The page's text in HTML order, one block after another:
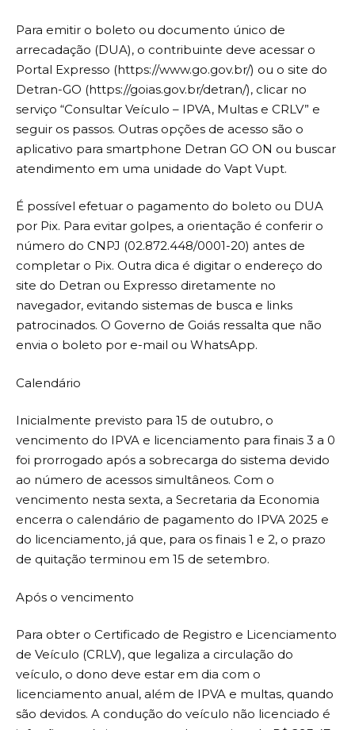
Para emitir o boleto ou documento único de
arrecadação (DUA), o contribuinte deve acessar o
Portal Expresso (https://www.go.gov.br/) ou o site do
Detran-GO (https://goias.gov.br/detran/), clicar no
serviço “Consultar Veículo – IPVA, Multas e CRLV” e
seguir os passos. Outras opções de acesso são o
aplicativo para smartphone Detran GO ON ou buscar
atendimento em uma unidade do Vapt Vupt.
É possível efetuar o pagamento do boleto ou DUA
por Pix. Para evitar golpes, a orientação é conferir o
número do CNPJ (02.872.448/0001-20) antes de
completar o Pix. Outra dica é digitar o endereço do
site do Detran ou Expresso diretamente no
navegador, evitando sistemas de busca e links
patrocinados. O Governo de Goiás ressalta que não
envia o boleto por e-mail ou WhatsApp.
Calendário
Inicialmente previsto para 15 de outubro, o
vencimento do IPVA e licenciamento para finais 3 a 0
foi prorrogado após a sobrecarga do sistema devido
ao número de acessos simultâneos. Com o
vencimento nesta sexta, a Secretaria da Economia
encerra o calendário de pagamento do IPVA 2025 e
do licenciamento, já que, para os finais 1 e 2, o prazo
de quitação terminou em 15 de setembro.
Após o vencimento
Para obter o Certificado de Registro e Licenciamento
de Veículo (CRLV), que legaliza a circulação do
veículo, o dono deve estar em dia com o
licenciamento anual, além de IPVA e multas, quando
são devidos. A condução do veículo não licenciado é